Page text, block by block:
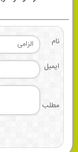
نام
ایمیل
مطلب